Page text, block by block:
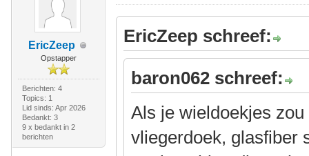
EricZeep
Opstapper
Berichten: 4
Topics: 1
Lid sinds: Apr 2026
Bedankt: 3
9 x bedankt in 2
berichten
EricZeep schreef:
baron062 schreef:
Als je wieldoekjes
vliegerdoek, glasfiber